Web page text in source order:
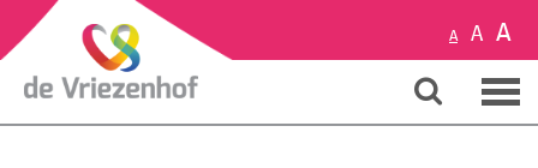
A A A